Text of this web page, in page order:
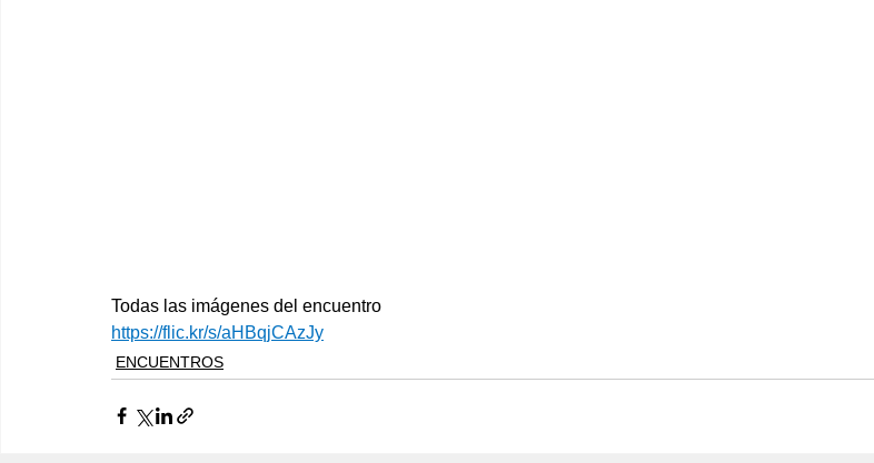
Todas las imágenes del encuentro
https://flic.kr/s/aHBqjCAzJy
ENCUENTROS